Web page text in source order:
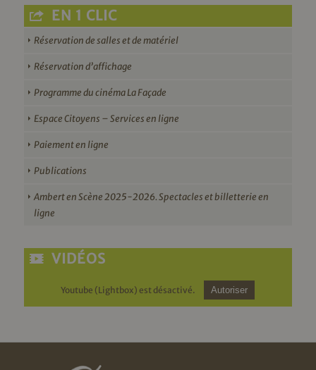
EN 1 CLIC
Réservation de salles et de matériel
Réservation d’affichage
Programme du cinéma La Façade
Espace Citoyens – Services en ligne
Paiement en ligne
Publications
Ambert en Scène 2025-2026. Spectacles et billetterie en
ligne
VIDÉOS
Youtube (Lightbox) est désactivé. Autoriser